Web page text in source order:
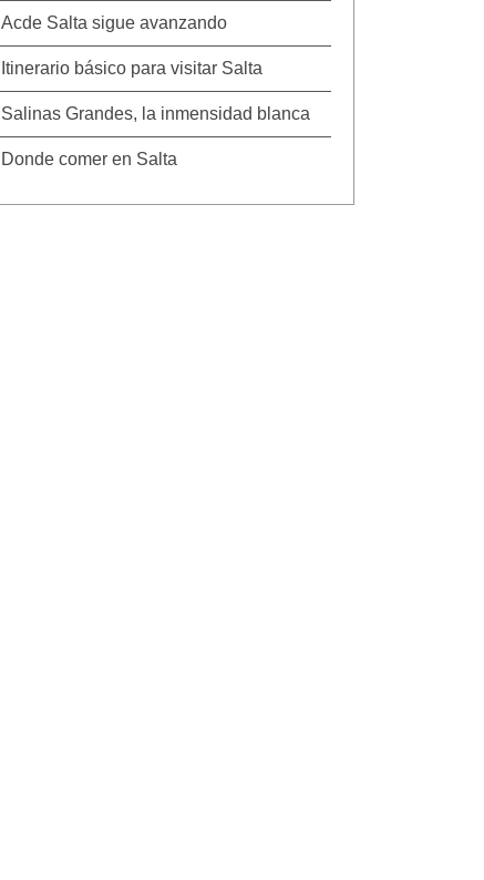
Acde Salta sigue avanzando
Itinerario básico para visitar Salta
Salinas Grandes, la inmensidad blanca
Donde comer en Salta